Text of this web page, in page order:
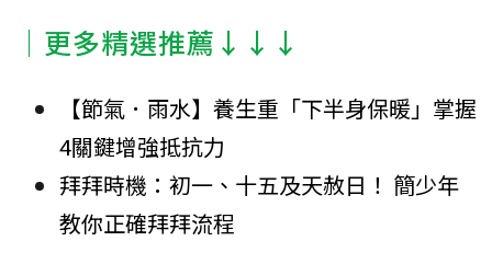
│更多精選推薦↓↓↓
【節氣．雨水】養生重「下半身保暖」掌握
4關鍵增強抵抗力
拜拜時機：初一、十五及天赦日！ 簡少年
教你正確拜拜流程